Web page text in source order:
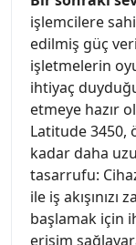
işlemcilere
edilmiş güç
işletmelerin
ihtiyaç
etmeye hazır
Latitude 3450,
kadar daha
tasarrufu:
ile iş
başlamak için
erişim